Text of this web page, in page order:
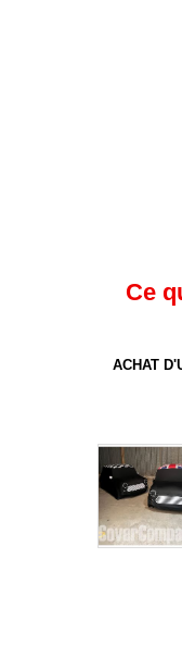
Ce
ACHAT